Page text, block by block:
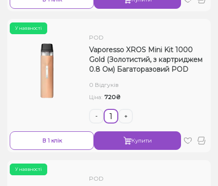
У наявності
POD
Vaporesso XROS Mini Kit 1000
Gold (Золотистий, з картриджем
0.8 Ом) Багаторазовий POD
0 Відгуків
Ціна: 720₴
- +
В 1 клік Купити
У наявності
POD